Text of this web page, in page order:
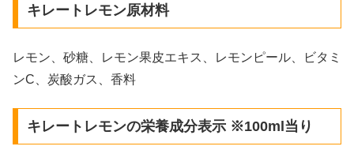
キレートレモン原材料
レモン、砂糖、レモン果皮エキス、レモンピール、ビタミ
ンC、炭酸ガス、香料
キレートレモンの栄養成分表示 ※100ml当り